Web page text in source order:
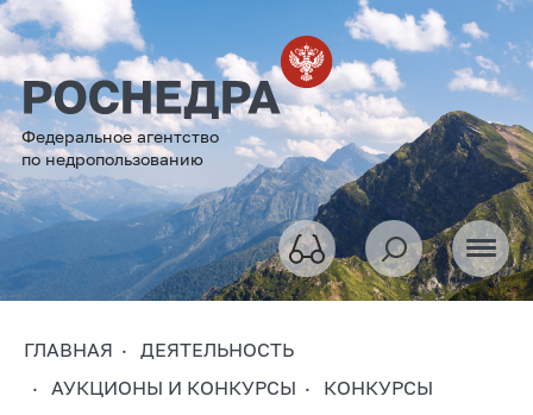
Федеральное агентство
по недропользованию
ГЛАВНАЯ
ДЕЯТЕЛЬНОСТЬ
АУКЦИОНЫ И КОНКУРСЫ
КОНКУРСЫ